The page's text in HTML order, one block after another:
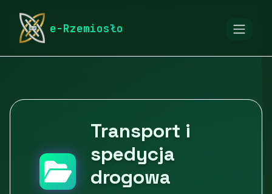
e-Rzemiosło
rymarstwo-poznan.pl
Logistyka, spedycja, transport
Transport i
spedycja
drogowa